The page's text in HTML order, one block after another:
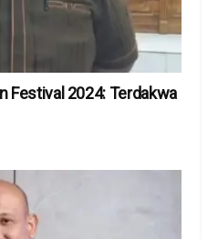
Festival 2024: Terdakwa